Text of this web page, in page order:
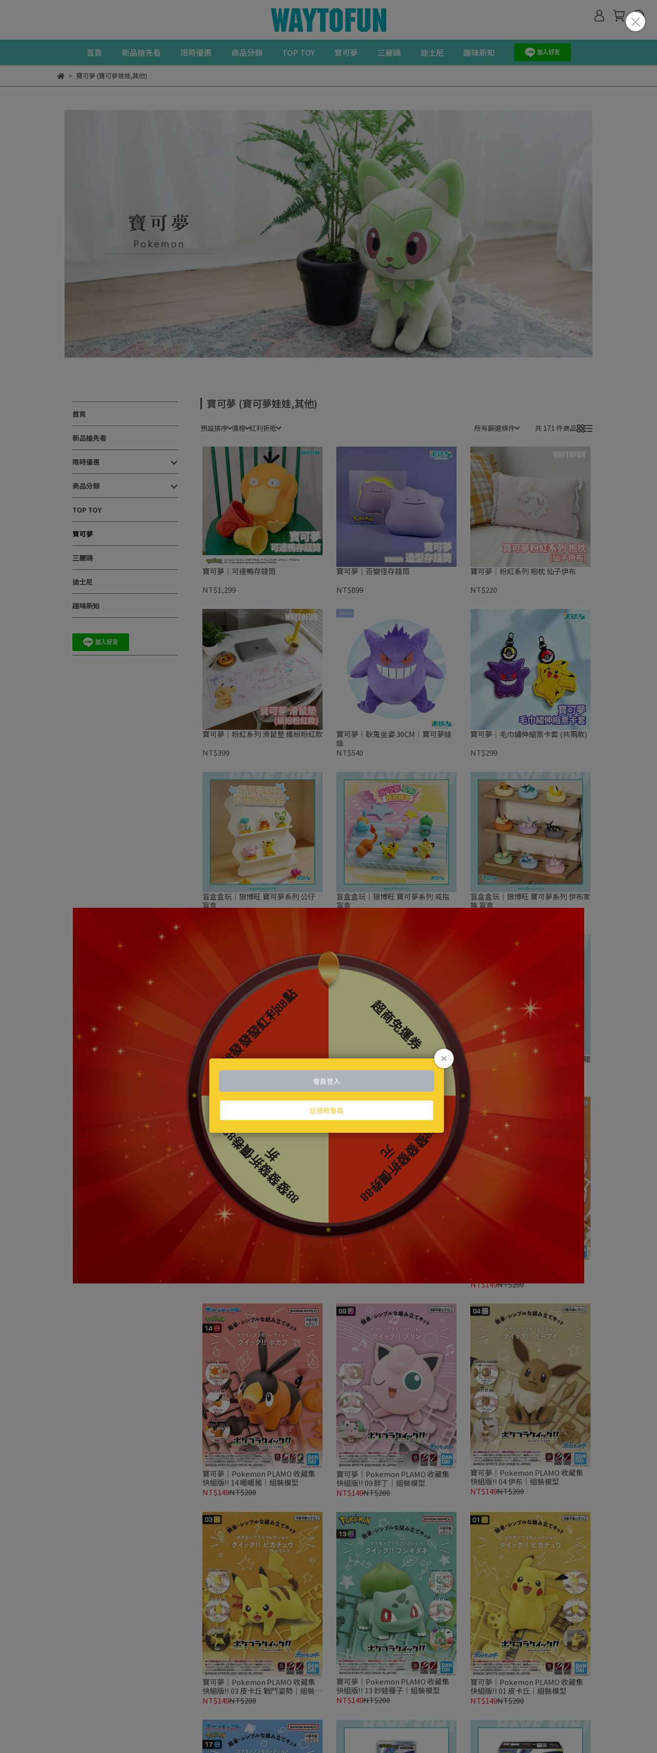
首頁 新品搶先看 限時優惠 商品分類 TOP TOY 寶可夢 三麗鷗 迪士尼 趣味新知
寶可夢 (寶可夢娃娃,其他)
首頁
新品搶先看
限時優惠
商品分類
TOP TOY
寶可夢
三麗鷗
迪士尼
趣味新知
寶可夢 (寶可夢娃娃,其他)
預設排序 價格 紅利折抵 所有篩選條件 共 171 件商品
寶可夢｜可達鴨存錢筒
NT$1,299
寶可夢｜百變怪存錢筒
NT$899
寶可夢｜粉紅系列 抱枕 仙子伊布
NT$220
寶可夢｜粉紅系列 滑鼠墊 繽紛粉紅款
NT$399
寶可夢｜耿鬼坐姿 30CM｜寶可夢娃
娃
NT$540
寶可夢｜毛巾繡伸縮票卡套 (共兩款)
NT$299
盲盒盒玩｜狼博旺 寶可夢系列 公仔
盲盒
盲盒盒玩｜狼博旺 寶可夢系列 戒指
盲盒
盲盒盒玩｜狼博旺 寶可夢系列 伊布家
族 盲盒
寶可夢｜超級進化 綠寶石風暴 10包
組合Plus 中文版｜寶可夢集換式卡牌
NT$594
寶可夢｜超級進化 戰術牌組 超級沙奈
朵ex 中文版｜寶可夢集換式卡牌
NT$550
寶可夢｜超級進化 戰術牌組 超級快龍
ex 中文版｜寶可夢集換式卡牌
寶可夢｜超級進化 戰術牌組 超級噴火
龍Xex 中文版｜寶可夢集換式卡牌
寶可夢｜超級進化 戰術牌組 超級巨牙
鯊ex 中文版｜寶可夢集換式卡牌
NT$550
NT$149NT$200
寶可夢｜Pokemon PLAMO 收藏集
快組版!! 14 暖暖豬｜組裝模型
NT$149NT$200
寶可夢｜Pokemon PLAMO 收藏集
快組版!! 09 胖丁｜組裝模型
NT$149NT$200
寶可夢｜Pokemon PLAMO 收藏集
快組版!! 04 伊布｜組裝模型
NT$149NT$200
寶可夢｜Pokemon PLAMO 收藏集
快組版!! 03 皮卡丘 戰鬥姿勢｜組裝模
型
NT$149NT$200
寶可夢｜Pokemon PLAMO 收藏集
快組版!! 13 妙蛙種子｜組裝模型
NT$149NT$200
寶可夢｜Pokemon PLAMO 收藏集
快組版!! 01 皮卡丘｜組裝模型
NT$149NT$200